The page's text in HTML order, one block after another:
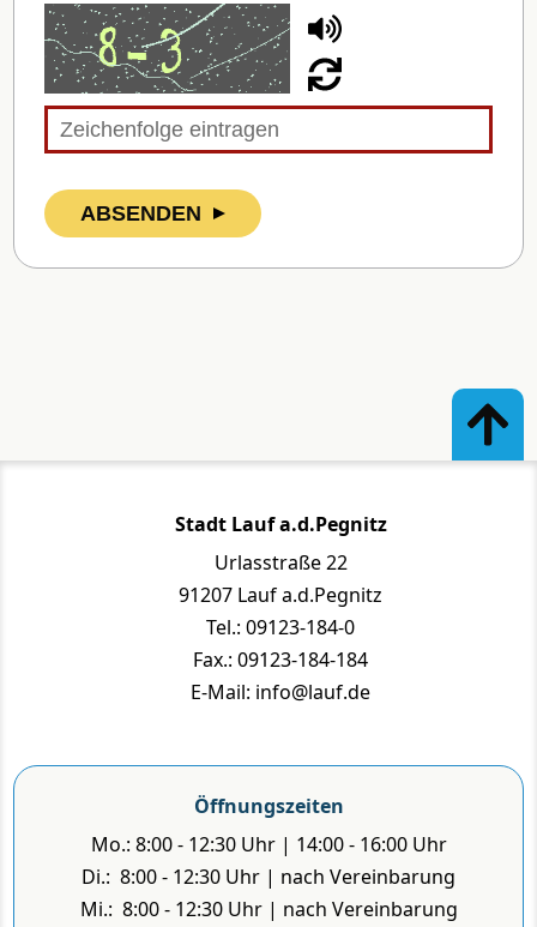
ABSENDEN
Stadt Lauf a.d.Pegnitz
Urlasstraße 22
91207 Lauf a.d.Pegnitz
Tel.: 09123-184-0
Fax.: 09123-184-184
E-Mail: info@lauf.de
Öffnungszeiten
Mo.: 8:00 - 12:30 Uhr | 14:00 - 16:00 Uhr
Di.: 8:00 - 12:30 Uhr | nach Vereinbarung
Mi.: 8:00 - 12:30 Uhr | nach Vereinbarung